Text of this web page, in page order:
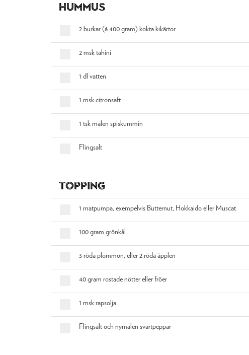
Hummus
2 burkar (á 400 gram) kokta kikärtor
2 msk tahini
1 dl vatten
1 msk citronsaft
1 tsk malen spiskummin
Flingsalt
Topping
1 matpumpa, exempelvis Butternut, Hokkaido eller Muscat
100 gram grönkål
3 röda plommon, eller 2 röda äpplen
40 gram rostade nötter eller fröer
1 msk rapsolja
Flingsalt och nymalen svartpeppar